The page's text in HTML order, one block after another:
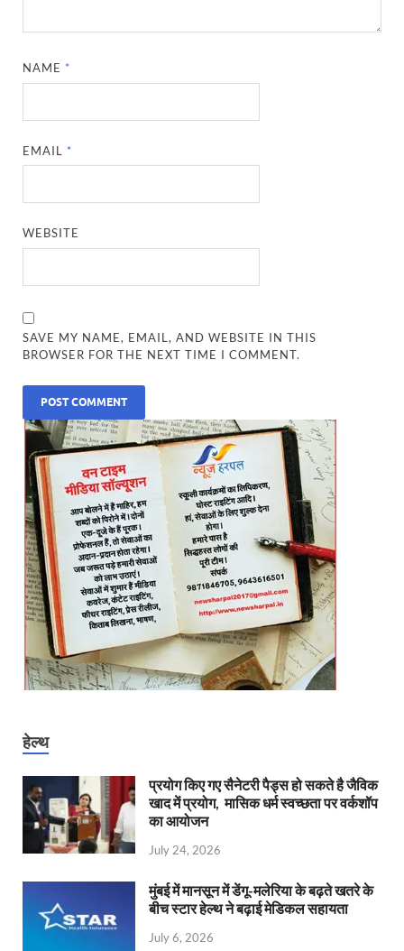
NAME *
EMAIL *
WEBSITE
SAVE MY NAME, EMAIL, AND WEBSITE IN THIS
BROWSER FOR THE NEXT TIME I COMMENT.
हेल्थ
प्रयोग किए गए सैनेटरी पैड्स हो सकते है जैविक
खाद में प्रयोग, मासिक धर्म स्वच्छता पर वर्कशॉप
का आयोजन
July 24, 2026
मुंबई में मानसून में डेंगू-मलेरिया के बढ़ते खतरे के
बीच स्टार हेल्थ ने बढ़ाई मेडिकल सहायता
July 6, 2026